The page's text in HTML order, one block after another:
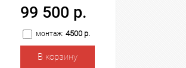
99 500 р.
монтаж: 4500 р.